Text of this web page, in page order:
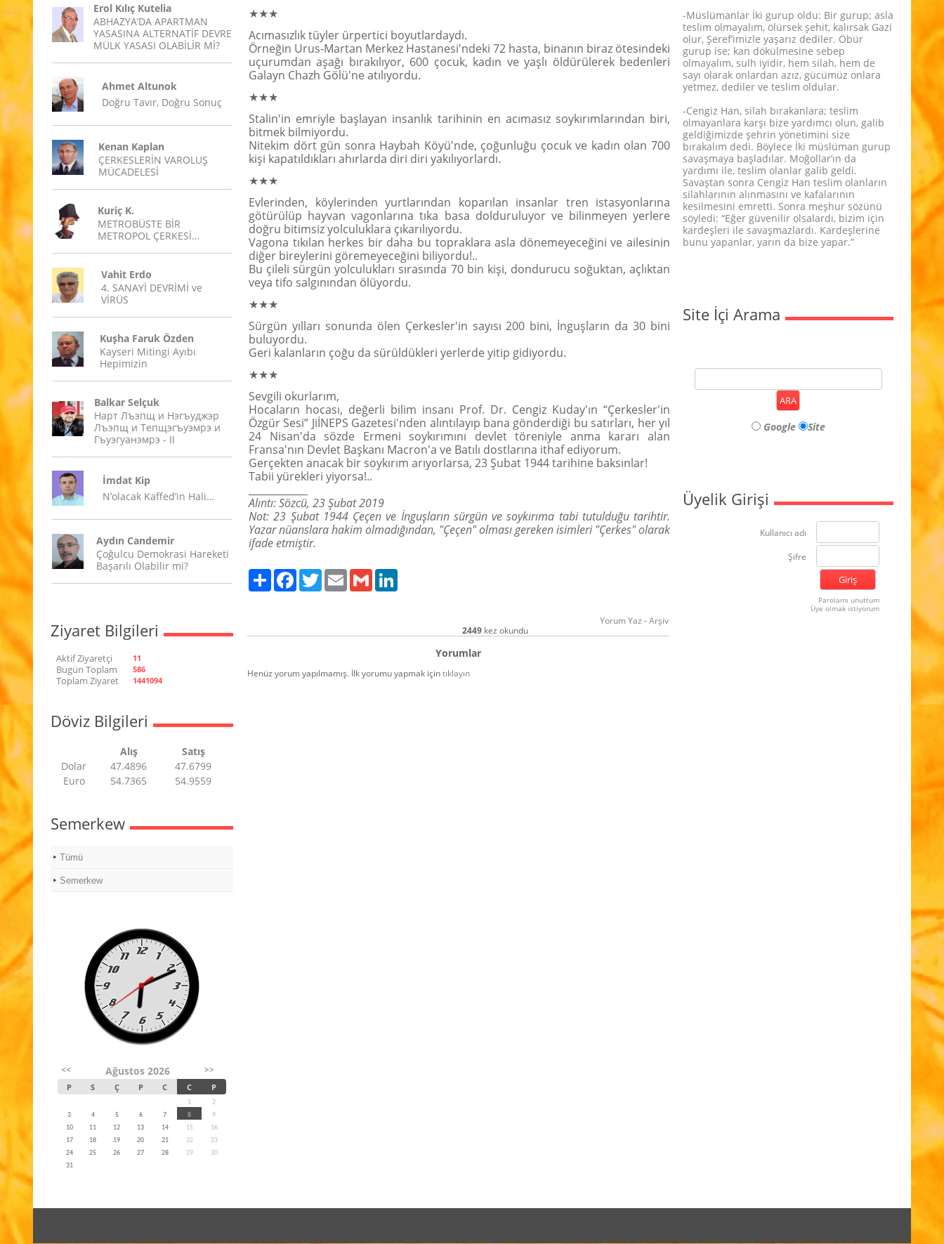
Erol Kılıç Kutelia
ABHAZYA’DA APARTMAN
YASASINA ALTERNATİF DEVRE
MÜLK YASASI OLABİLİR Mİ?
Ahmet Altunok
Doğru Tavır, Doğru Sonuç
Kenan Kaplan
ÇERKESLERİN VAROLUŞ
MÜCADELESİ
Kuriç K.
METROBÜSTE BİR
METROPOL ÇERKESİ…
Vahit Erdo
4. SANAYİ DEVRİMİ ve
VİRÜS
Kuşha Faruk Özden
Kayseri Mitingi Ayıbı
Hepimizin
Balkar Selçuk
Нарт Лъэпщ и Нэгъуджэр
Лъэпщ и Тепщэгъуэмрэ и
Гъуэгуанэмрэ - II
İmdat Kip
N’olacak Kaffed’in Hali…
Aydın Candemir
Çoğulcu Demokrasi Hareketi
Başarılı Olabilir mi?
Ziyaret Bilgileri
Aktif Ziyaretçi 11
Bugün Toplam 586
Toplam Ziyaret 1441094
Döviz Bilgileri
Alış
Satış
Dolar
47.4896
47.6799
Euro
54.7365 54.9559
Semerkew
Tümü
Semerkew
<< Ağustos 2026 >>
P S Ç P C C P
1
2
3
4 5 6 7 8
9
10
11 12 13 14 15
16
17
18 19 20 21 22
23
24
25 26 27 28 29
30
31
★★★
Acımasızlık tüyler ürpertici boyutlardaydı.
Örneğin Urus-Martan Merkez Hastanesi'ndeki 72 hasta, binanın biraz ötesindeki
uçurumdan aşağı bırakılıyor, 600 çocuk, kadın ve yaşlı öldürülerek bedenleri
Galayn Chazh Gölü'ne atılıyordu.
★★★
Stalin'in emriyle başlayan insanlık tarihinin en acımasız soykırımlarından biri,
bitmek bilmiyordu.
Nitekim dört gün sonra Haybah Köyü'nde, çoğunluğu çocuk ve kadın olan 700
kişi kapatıldıkları ahırlarda diri diri yakılıyorlardı.
★★★
Evlerinden, köylerinden yurtlarından koparılan insanlar tren istasyonlarına
götürülüp hayvan vagonlarına tıka basa dolduruluyor ve bilinmeyen yerlere
doğru bitimsiz yolculuklara çıkarılıyordu.
Vagona tıkılan herkes bir daha bu topraklara asla dönemeyeceğini ve ailesinin
diğer bireylerini göremeyeceğini biliyordu!..
Bu çileli sürgün yolculukları sırasında 70 bin kişi, dondurucu soğuktan, açlıktan
veya tifo salgınından ölüyordu.
★★★
Sürgün yılları sonunda ölen Çerkesler'in sayısı 200 bini, İnguşların da 30 bini
buluyordu.
Geri kalanların çoğu da sürüldükleri yerlerde yitip gidiyordu.
★★★
Sevgili okurlarım,
Hocaların hocası, değerli bilim insanı Prof. Dr. Cengiz Kuday'ın “Çerkesler'in
Özgür Sesi” JiİNEPS Gazetesi'nden alıntılayıp bana gönderdiği bu satırları, her yıl
24 Nisan'da sözde Ermeni soykırımını devlet töreniyle anma kararı alan
Fransa'nın Devlet Başkanı Macron'a ve Batılı dostlarına ithaf ediyorum.
Gerçekten anacak bir soykırım arıyorlarsa, 23 Şubat 1944 tarihine baksınlar!
Tabii yürekleri yiyorsa!..
Alıntı: Sözcü, 23 Şubat 2019
Not: 23 Şubat 1944 Çeçen ve İnguşların sürgün ve soykırıma tabi tutulduğu tarihtir.
Yazar nüanslara hakim olmadığından, "Çeçen" olması gereken isimleri "Çerkes" olarak
ifade etmiştir.
Paylaş FacebookTwitter Email Gmail
Yorum Yaz -Arşiv
2449 kez okundu
Yorumlar
Henüz yorum yapılmamış. İlk yorumu yapmak içintıklayın
-Müslümanlar İki gurup oldu: Bir gurup; asla
teslim olmayalım, ölürsek şehit, kalırsak Gazi
olur, Şeref’imizle yaşarız dediler. Öbür
gurup ise; kan dökülmesine sebep
olmayalım, sulh iyidir, hem silah, hem de
sayı olarak onlardan azız, gücümüz onlara
yetmez, dediler ve teslim oldular.
-Cengiz Han, silah bırakanlara; teslim
olmayanlara karşı bize yardımcı olun, galib
geldiğimizde şehrin yönetimini size
bırakalım dedi. Böylece İki müslüman gurup
savaşmaya başladılar. Moğollar’ın da
yardımı ile, teslim olanlar galib geldi.
Savaştan sonra Cengiz Han teslim olanların
silahlarının alınmasını ve kafalarının
kesilmesini emretti. Sonra meşhur sözünü
söyledi: “Eğer güvenilir olsalardı, bizim için
kardeşleri ile savaşmazlardı. Kardeşlerine
bunu yapanlar, yarın da bize yapar.”
Site İçi Arama
Google Site
Üyelik Girişi
Kullanıcı adı
Şifre
Parolamı unuttum
Üye olmak istiyorum